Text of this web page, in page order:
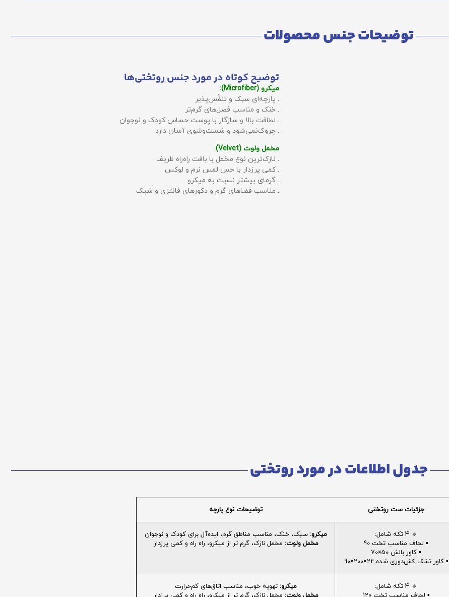
توضیحات جنس محصولات
توضیح کوتاه در مورد جنس روتختی‌ها
میکرو (Microfiber):
ـ پارچه‌ای سبک و تنفّس‌پذیر
ـ خنک و مناسب فصل‌های گرم‌تر
ـ لطافت بالا و سازگار با پوست حساس کودک و نوجوان
ـ چروک‌نمی‌شود و شست‌وشوی آسان دارد
مخمل ولوت (Velvet):
ـ نازک‌ترین نوع مخمل با بافت راه‌راه ظریف
ـ کمی پرزدار با حس لمس نرم و لوکس
ـ گرمای بیشتر نسبت به میکرو
ـ مناسب فضاهای گرم و دکورهای فانتزی و شیک
جدول اطلاعات در مورد روتختی
جزئیات ست روتختی توضیحات نوع پارچه
🔹 4 تکه شامل:
▪️ لحاف مناسب تخت 90
▪️ کاور بالش 50×70
▪️ کاور تشک کش‌دوزی شده 22×200×90
میکرو: سبک، خنک، مناسب مناطق گرم، ایده‌آل برای کودک و نوجوان
مخمل ولوت: مخمل نازک، گرم تر از میکرو، راه راه و کمی پرزدار
🔹 4 تکه شامل:
میکرو: تهویه خوب، مناسب اتاق‌های کم‌حرارت